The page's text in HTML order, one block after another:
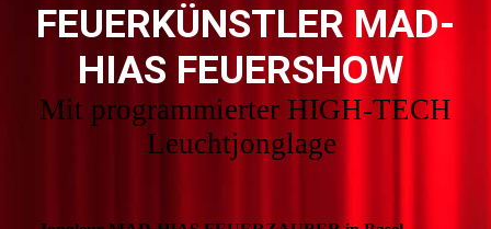
FEUERKÜNSTLER MAD-
HIAS FEUERSHOW
Mit programmierter HIGH-TECH
Leuchtjonglage